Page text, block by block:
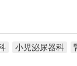
小児泌尿器科